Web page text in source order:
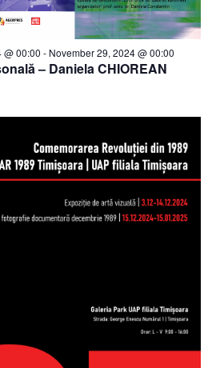
– Daniela CHIOREAN
@ 00:00 - November 29, 2024 @ 00:00